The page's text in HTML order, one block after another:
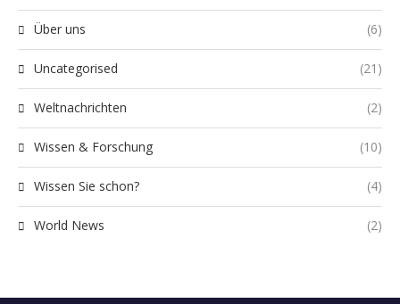
Über uns (6)
Uncategorised (21)
Weltnachrichten (2)
Wissen & Forschung (10)
Wissen Sie schon? (4)
World News (2)